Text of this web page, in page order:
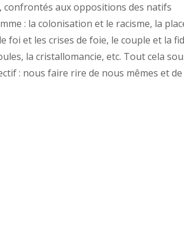
confrontés aux oppositions des natifs
: la colonisation et le racisme, la
foi et les crises de foie, le couple et la
la cristallomancie, etc. Tout cela
: nous faire rire de nous mêmes et